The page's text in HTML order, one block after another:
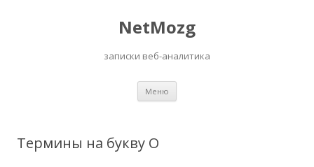
NetMozg
записки веб-аналитика
Меню
Термины на букву O